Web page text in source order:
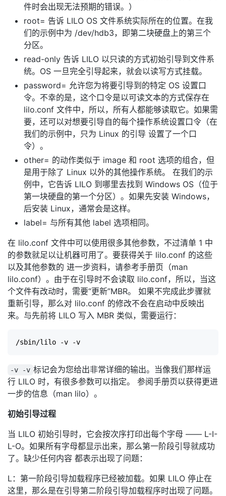
件时会出现无法预期的错误。）
root= 告诉 LILO OS 文件系统实际所在的位置。在我
们的示例中为 /dev/hdb3，即第二块硬盘上的第三个
分区。
read-only 告诉 LILO 以只读的方式初始引导到文件系
统。OS 一旦完全引导起来，就会以读写方式挂载。
password= 允许您为将要引导到的特定 OS 设置口
令。不幸的是，这个口令是以可读文本的方式保存在
lilo.conf 文件中，所以，所有人都能够读取它。如果需
要，还可以对想要引导自的每个操作系统设置口令（在
我们的示例中，只为 Linux 的引导 设置了一个口
令）。
other= 的动作类似于 image 和 root 选项的组合，但
是用于除了 Linux 以外的其他操作系统。 在我们的示
例中，它告诉 LILO 到哪里去找到 Windows OS（位于
第一块硬盘的第一个分区）。如果先安装 Windows，
后安装 Linux，通常会是这样。
label= 与所有其他 label 选项相同。
在 lilo.conf 文件中可以使用很多其他参数，不过清单 1 中
的参数就足以让机器可用了。要获得关于 lilo.conf 的这些
以及其他参数的 进一步资料，请参考手册页（man
lilo.conf）。由于在引导时不会读取 lilo.conf，所以，当这
个文件有改动时，需要“更新”MBR。 如果不完成此步骤就
重新引导，那么对 lilo.conf 的修改不会在启动中反映出
来。与先前将 LILO 写入 MBR 类似，需要运行：
-v -v 标记会为您给出非常详细的输出。当像我们那样运
行 LILO 时，有很多参数可以指定。 参阅手册页以获得更进
一步的信息（man lilo）。
初始引导过程
当 LILO 初始引导时，它会按次序打印出每个字母 —— L-I-
L-O。如果所有字母都显示出来，那么第一阶段引导就成功
了。缺少任何内容 都表示出现了问题：
L：第一阶段引导加载程序已经被加载。如果 LILO 停止在
这里，那么是在引导第二阶段引导加载程序时出现了问题。